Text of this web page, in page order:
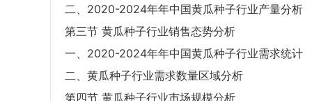
二、2020-2024年年中国黄瓜种子行业产量分析
第三节 黄瓜种子行业销售态势分析
一、2020-2024年年中国黄瓜种子行业需求统计
二、黄瓜种子行业需求数量区域分析
第四节 黄瓜种子行业市场规模分析